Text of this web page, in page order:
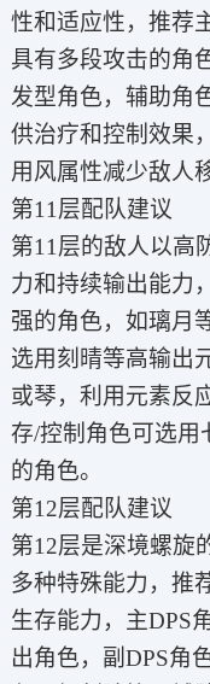
性和适应性，推荐
具有多段攻击的角
发型角色，辅助角
供治疗和控制效果
用风属性减少敌人
第11层配队建议
第11层的敌人以高
力和持续输出能力
强的角色，如璃月
选用刻晴等高输出
或琴，利用元素反
存/控制角色可选用
的角色。
第12层配队建议
第12层是深境螺旋
多种特殊能力，推
生存能力，主DPS
出角色，副DPS角